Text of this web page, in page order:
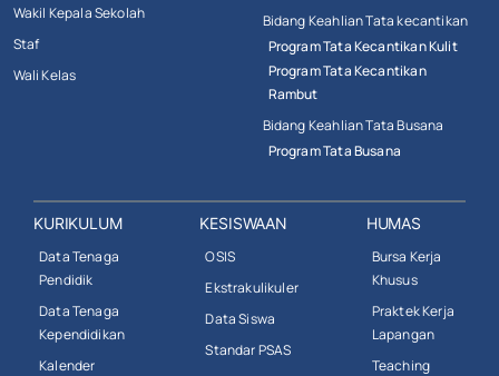
Wakil Kepala Sekolah
Staf
Wali Kelas
Bidang Keahlian Tata kecantikan
Program Tata Kecantikan Kulit
Program Tata Kecantikan
Rambut
Bidang Keahlian Tata Busana
Program Tata Busana
KURIKULUM
Data Tenaga
Pendidik
Data Tenaga
Kependidikan
Kalender
KESISWAAN
OSIS
Ekstrakulikuler
Data Siswa
Standar PSAS
HUMAS
Bursa Kerja
Khusus
Praktek Kerja
Lapangan
Teaching